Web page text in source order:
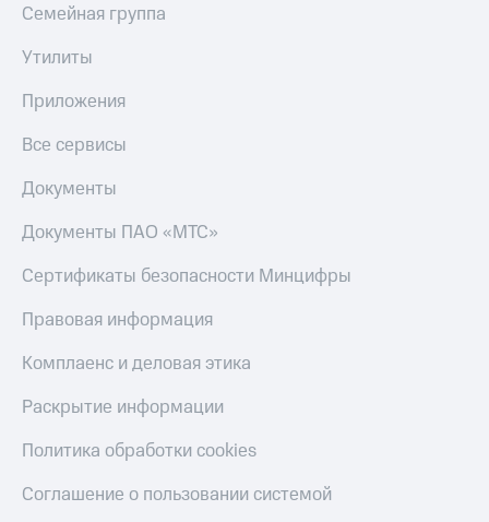
Семейная группа
Утилиты
Приложения
Все сервисы
Документы
Документы ПАО «МТС»
Сертификаты безопасности Минцифры
Правовая информация
Комплаенс и деловая этика
Раскрытие информации
Политика обработки cookies
Соглашение о пользовании системой